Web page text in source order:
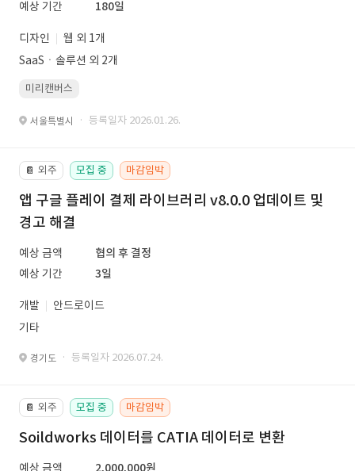
예상 기간
180일
디자인
웹 외 1개
SaaSㆍ솔루션 외 2개
미리캔버스
서울특별시 · 등록일자 2026.01.26.
📔 외주 모집 중 마감임박
앱 구글 플레이 결제 라이브러리 v8.0.0 업데이트 및
경고 해결
예상 금액
협의 후 결정
예상 기간
3일
개발
안드로이드
기타
경기도 · 등록일자 2026.07.24.
📔 외주 모집 중 마감임박
Soildworks 데이터를 CATIA 데이터로 변환
예상 금액
2,000,000원